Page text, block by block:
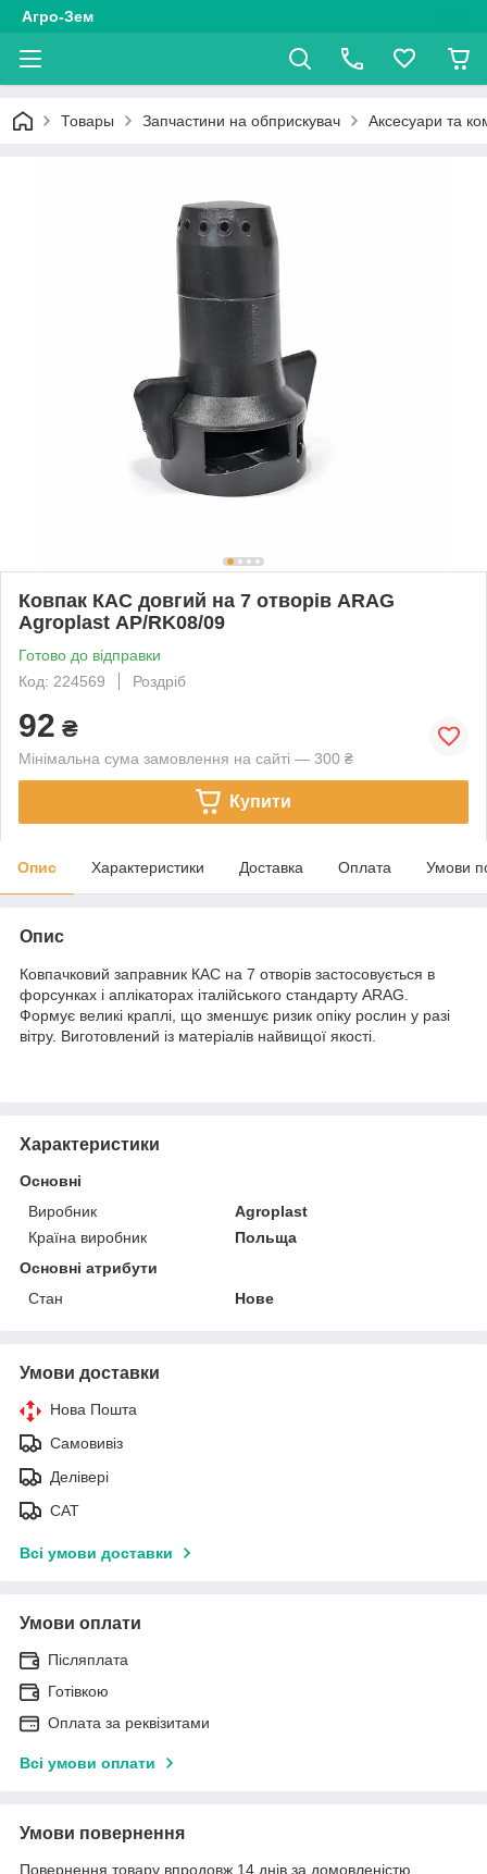
Агро-Зем
Товары Запчастини на обприскувач Аксесуари та
Ковпак КАС довгий на 7 отворів ARAG
Agroplast AP/RK08/09
Готово до відправки
Код: 224569
Роздріб
92 ₴
Мінімальна сума замовлення на сайті — 300 ₴
Купити
Опис Характеристики Доставка Оплата Умови
Опис
Ковпачковий заправник КАС на 7 отворів застосовується в
форсунках і аплікаторах італійського стандарту ARAG.
Формує великі краплі, що зменшує ризик опіку рослин у разі
вітру. Виготовлений із матеріалів найвищої якості.
Характеристики
Основні
Виробник
Agroplast
Країна виробник
Польща
Основні атрибути
Стан
Нове
Умови доставки
Нова Пошта
Самовивіз
Делівері
САТ
Всі умови доставки
Умови оплати
Післяплата
Готівкою
Оплата за реквізитами
Всі умови оплати
Умови повернення
Повернення товару впродовж 14 днів за домовленістю